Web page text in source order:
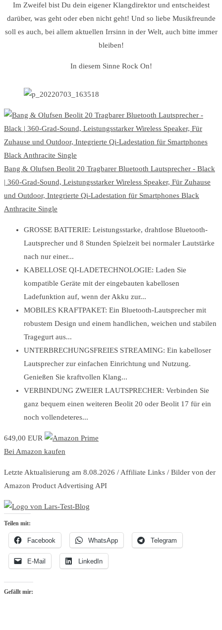
Im Zweifel bist Du dein eigener Klangdirektor und entscheidest
darüber, was geht oder eben nicht geht! Und so liebe Musikfreunde
soll es auch, bei allem aktuellen Irrsinn in der Welt, auch bitte immer
bleiben!
In diesem Sinne Rock On!
Bang & Olufsen Beolit 20 Tragbarer Bluetooth Lautsprecher - Black
| 360-Grad-Sound, Leistungsstarker Wireless Speaker, Für Zuhause
und Outdoor, Integrierte Qi-Ladestation für Smartphones Black
Anthracite Single
GROSSE BATTERIE: Leistungsstarke, drahtlose Bluetooth-
Lautsprecher und 8 Stunden Spielzeit bei normaler Lautstärke
nach nur einer...
KABELLOSE QI-LADETECHNOLOGIE: Laden Sie
kompatible Geräte mit der eingebauten kabellosen
Ladefunktion auf, wenn der Akku zur...
MOBILES KRAFTPAKET: Ein Bluetooth-Lautsprecher mit
robustem Design und einem handlichen, weichen und stabilen
Tragegurt aus...
UNTERBRECHUNGSFREIES STREAMING: Ein kabelloser
Lautsprecher zur einfachen Einrichtung und Nutzung.
Genießen Sie kraftvollen Klang...
VERBINDUNG ZWEIER LAUTSPRECHER: Verbinden Sie
ganz bequem einen weiteren Beolit 20 oder Beolit 17 für ein
noch vollendeteres...
649,00 EUR
Bei Amazon kaufen
Letzte Aktualisierung am 8.08.2026 / Affiliate Links / Bilder von der
Amazon Product Advertising API
Teilen mit:
Facebook WhatsApp Telegram
E-Mail LinkedIn
Gefällt mir: